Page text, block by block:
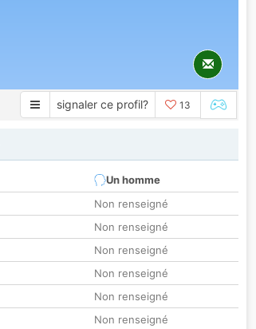
signaler ce profil? 13
Un homme
Non renseigné
Non renseigné
Non renseigné
Non renseigné
Non renseigné
Non renseigné